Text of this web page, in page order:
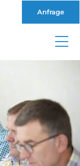
Anfrage